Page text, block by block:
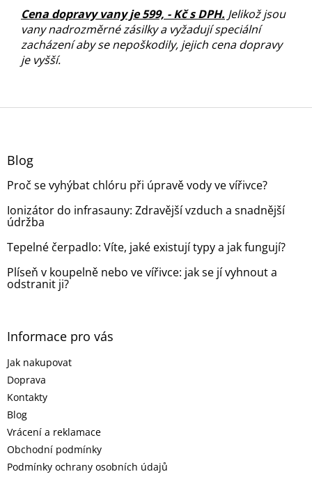
Cena dopravy vany je 599, - Kč s DPH. Jelikož jsou
vany nadrozměrné zásilky a vyžadují speciální
zacházení aby se nepoškodily, jejich cena dopravy
je vyšší.
Z
Blog
Proč se vyhýbat chlóru při úpravě vody ve vířivce?
Ionizátor do infrasauny: Zdravější vzduch a snadnější
údržba
Tepelné čerpadlo: Víte, jaké existují typy a jak fungují?
Plíseň v koupelně nebo ve vířivce: jak se jí vyhnout a
odstranit ji?
Informace pro vás
Jak nakupovat
Doprava
Kontakty
Blog
Vrácení a reklamace
Obchodní podmínky
Podmínky ochrany osobních údajů